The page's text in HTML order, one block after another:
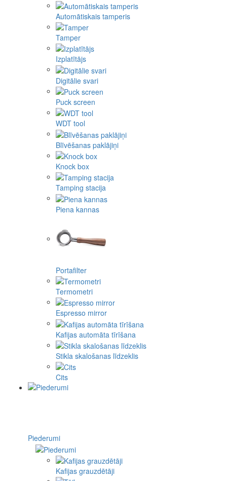
Automātiskais tamperis
Tamper
Izplatītājs
Digitālie svari
Puck screen
WDT tool
Blīvēšanas paklājiņi
Knock box
Tamping stacija
Piena kannas
Portafilter
Termometri
Espresso mirror
Kafijas automāta tīrīšana
Stikla skalošanas līdzeklis
Cits
Piederumi
Kafijas grauzdētāji